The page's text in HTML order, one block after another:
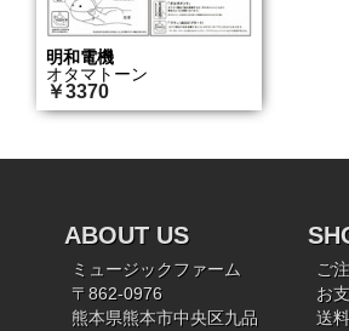
明和電機
オタマトーン
￥3370
ABOUT US
ミュージックファーム
〒862-0976
熊本県熊本市中央区九品
ご
お
送料